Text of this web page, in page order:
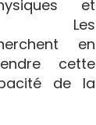
et
Les
en
cette
de la